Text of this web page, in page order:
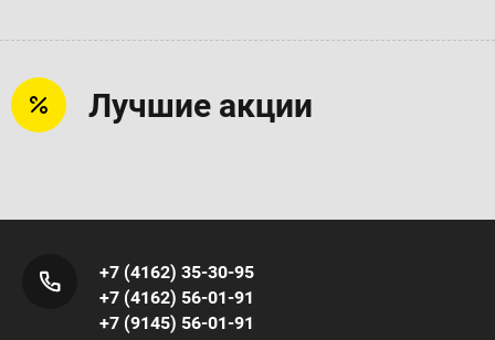
Лучшие акции
+7 (4162) 35-30-95
+7 (4162) 56-01-91
+7 (9145) 56-01-91